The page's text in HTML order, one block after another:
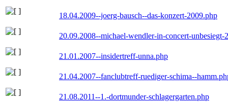
18.04.2009--joerg-bausch--das-konzert-2009.php
20.09.2008--michael-wendler-in-concert-unbesiegt-
21.01.2007--insidertreff-unna.php
21.04.2007--fanclubtreff-ruediger-schima--
21.08.2011--1.-dortmunder-schlagergarten.php